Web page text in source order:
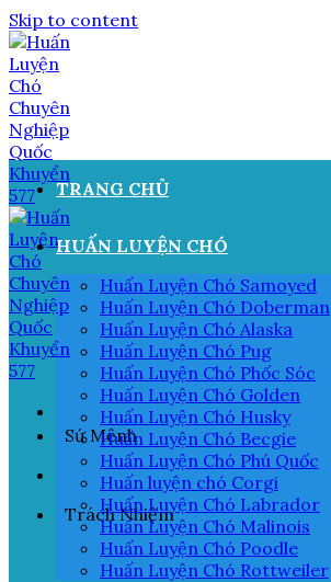
Skip to content
Sứ Mệnh
Trách Nhiệm
TRANG CHỦ
HUẤN LUYỆN CHÓ
Huấn Luyện Chó Samoyed
Huấn Luyện Chó Doberman
Huấn Luyện Chó Alaska
Huấn Luyện Chó Pug
Huấn Luyện Chó Phốc Sóc
Huấn Luyện Chó Golden
Huấn Luyện Chó Husky
Huấn Luyện Chó Becgie
Huấn Luyện Chó Phú Quốc
Huấn luyện chó Corgi
Huấn Luyện Chó Labrador
Huấn Luyện Chó Malinois
Huấn Luyện Chó Poodle
Huấn Luyện Chó Rottweiler